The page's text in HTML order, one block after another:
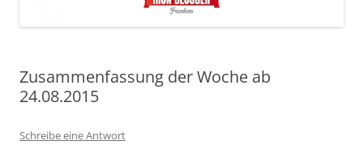
Zusammenfassung der Woche ab
24.08.2015
Schreibe eine Antwort